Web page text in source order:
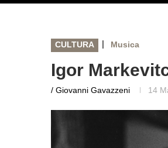
CULTURA | Musica
Igor
/ Giovanni Gavazzeni 14